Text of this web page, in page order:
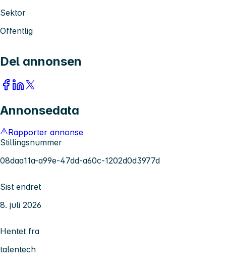
Sektor
Offentlig
Del annonsen
Annonsedata
Rapporter annonse
Stillingsnummer
08daa11a-a99e-47dd-a60c-1202d0d3977d
Sist endret
8. juli 2026
Hentet fra
talentech